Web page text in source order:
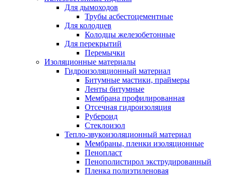
Для дымоходов
Трубы асбестоцементные
Для колодцев
Колодцы железобетонные
Для перекрытий
Перемычки
Изоляционные материалы
Гидроизоляционный материал
Битумные мастики, праймеры
Ленты битумные
Мембрана профилированная
Отсечная гидроизоляция
Рубероид
Стеклоизол
Тепло-звукоизоляционный материал
Мембраны, пленки изоляционные
Пенопласт
Пенополистирол экструдированный
Пленка полиэтиленовая